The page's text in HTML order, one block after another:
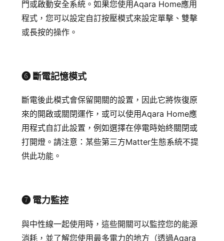
門或啟動安全系統。如果您使用Aqara Home應用
程式，您可以設定自訂按壓模式來設定單擊、雙擊
或長按的操作。
➏ 斷電記憶模式
斷電後此模式會保留開關的設置，因此它將恢復原
來的開啟或關閉運作，或可以使用Aqara Home應
用程式自訂此設置，例如選擇在停電時始終關閉或
打開燈。 請注意：某些第三方Matter生態系統不提
供此功能。
➐ 電力監控
與中性線一起使用時，這些開關可以監控您的能源
消耗，並了解您使用最多電力的地方（透過Aqara